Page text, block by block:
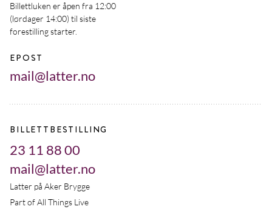
Billettluken er åpen fra 12:00
(lørdager 14:00) til siste
forestilling starter.
EPOST
mail@latter.no
BILLETTBESTILLING
23 11 88 00
mail@latter.no
Latter på Aker Brygge
Part of All Things Live